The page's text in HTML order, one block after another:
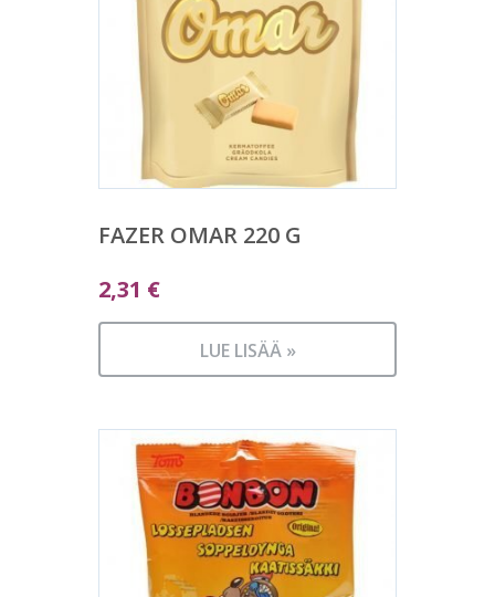
FAZER OMAR 220 G
2,31 €
LUE LISÄÄ »